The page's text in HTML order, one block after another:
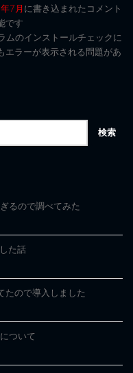
7月に書き込まれたコメント
です
ムのインストールチェックに
エラーが表示される問題があ
るので調べてみた
た話
たので導入しました
ついて